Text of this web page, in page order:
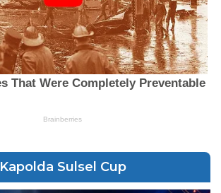
Kapolda Sulsel Cup